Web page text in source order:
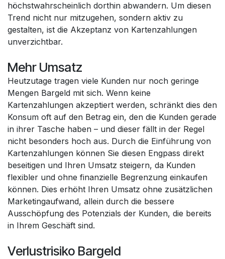
höchstwahrscheinlich dorthin abwandern. Um diesen
Trend nicht nur mitzugehen, sondern aktiv zu
gestalten, ist die Akzeptanz von Kartenzahlungen
unverzichtbar.
Mehr Umsatz
Heutzutage tragen viele Kunden nur noch geringe
Mengen Bargeld mit sich. Wenn keine
Kartenzahlungen akzeptiert werden, schränkt dies den
Konsum oft auf den Betrag ein, den die Kunden gerade
in ihrer Tasche haben – und dieser fällt in der Regel
nicht besonders hoch aus. Durch die Einführung von
Kartenzahlungen können Sie diesen Engpass direkt
beseitigen und Ihren Umsatz steigern, da Kunden
flexibler und ohne finanzielle Begrenzung einkaufen
können. Dies erhöht Ihren Umsatz ohne zusätzlichen
Marketingaufwand, allein durch die bessere
Ausschöpfung des Potenzials der Kunden, die bereits
in Ihrem Geschäft sind.
Verlustrisiko Bargeld